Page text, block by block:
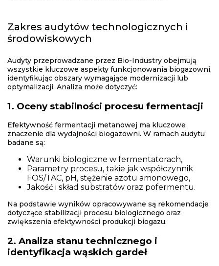
Zakres audytów technologicznych i
środowiskowych
Audyty przeprowadzane przez Bio-Industry obejmują
wszystkie kluczowe aspekty funkcjonowania biogazowni,
identyfikując obszary wymagające modernizacji lub
optymalizacji. Analiza może dotyczyć:
1. Oceny stabilności procesu fermentacji
Efektywność fermentacji metanowej ma kluczowe
znaczenie dla wydajności biogazowni. W ramach audytu
badane są:
Warunki biologiczne w fermentatorach,
Parametry procesu, takie jak współczynnik
FOS/TAC, pH, stężenie azotu amonowego,
Jakość i skład substratów oraz pofermentu.
Na podstawie wyników opracowywane są rekomendacje
dotyczące stabilizacji procesu biologicznego oraz
zwiększenia efektywności produkcji biogazu.
2. Analiza stanu technicznego i
identyfikacja wąskich gardeł